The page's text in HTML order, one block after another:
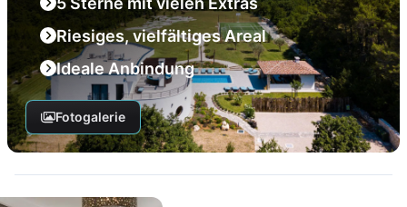
Riesiges, vielfältiges Areal
Ideale Anbindung
Fotogalerie